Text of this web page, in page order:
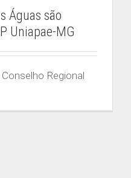
Águas são
Uniapae-MG
Regional